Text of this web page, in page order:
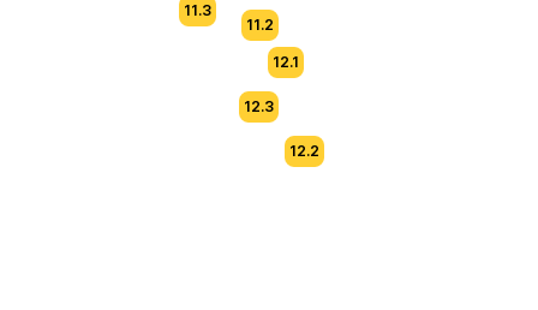
11.3
11.2
12.1
12.2
12.3